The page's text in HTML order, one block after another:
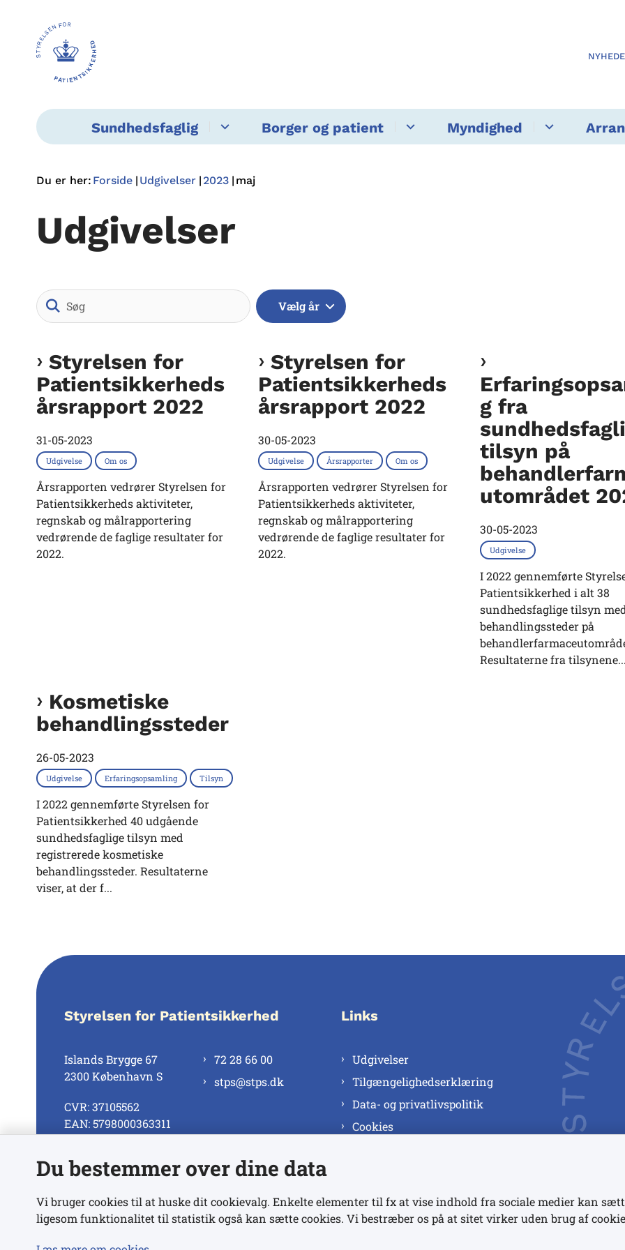
Sundhedsfaglig Borger og patient Myndighed
Du er her: Forside Udgivelser 2023 maj
Udgivelser
Søg
Vælg år
Styrelsen for
Patientsikkerheds
årsrapport 2022
31-05-2023
Udgivelse Om os
Årsrapporten vedrører Styrelsen for
Patientsikkerheds aktiviteter,
regnskab og målrapportering
vedrørende de faglige resultater for
2022.
Styrelsen for
Patientsikkerheds
årsrapport 2022
30-05-2023
Udgivelse Årsrapporter Om os
Årsrapporten vedrører Styrelsen for
Patientsikkerheds aktiviteter,
regnskab og målrapportering
vedrørende de faglige resultater for
2022.
g fra
tilsyn på
utområdet
30-05-2023
Udgivelse
I 2022 gennemførte
Patientsikkerhed i alt 38
sundhedsfaglige tilsyn
behandlingssteder på
Resultaterne fra
Kosmetiske
behandlingssteder
26-05-2023
Udgivelse Erfaringsopsamling Tilsyn
I 2022 gennemførte Styrelsen for
Patientsikkerhed 40 udgående
sundhedsfaglige tilsyn med
registrerede kosmetiske
behandlingssteder. Resultaterne
viser, at der f...
Styrelsen for Patientsikkerhed
Islands Brygge 67
2300 København S
CVR: 37105562
EAN: 5798000363311
72 28 66 00
stps@stps.dk
Se alle kontaktnumre
Links
Udgivelser
Tilgængelighedserklæring
Data- og privatlivspolitik
Cookies
Du bestemmer over dine data
Vi bruger cookies til at huske dit cookievalg. Enkelte elementer til fx at vise indhold fra sociale medier kan
ligesom funktionalitet til statistik også kan sætte cookies. Vi bestræber os på at sitet virker uden brug af